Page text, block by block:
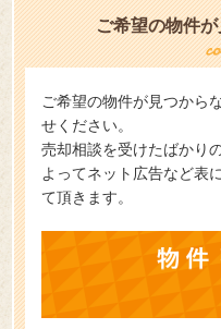
ご希望の物件
ご希望の物件が見つから
せください。
売却相談を受けたばかり
よってネット広告など表
て頂きます。